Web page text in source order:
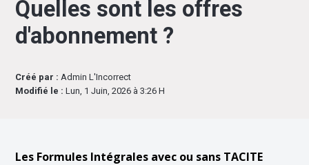
Quelles sont les offres
d'abonnement ?
Créé par : Admin L'Incorrect
Modifié le : Lun, 1 Juin, 2026 à 3:26 H
Les Formules Intégrales avec ou sans TACITE